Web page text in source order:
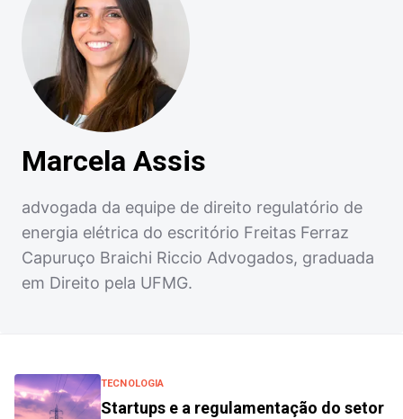
Marcela Assis
advogada da equipe de direito regulatório de
energia elétrica do escritório Freitas Ferraz
Capuruço Braichi Riccio Advogados, graduada
em Direito pela UFMG.
TECNOLOGIA
Startups e a regulamentação do setor